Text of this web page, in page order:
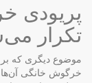
پریودی
تکرار
موضوع دیگری که
خرگوش خانگی